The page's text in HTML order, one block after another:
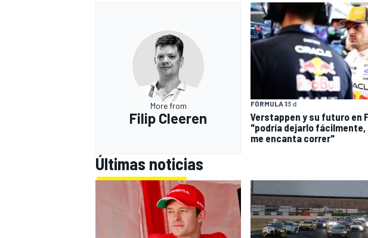
More from
Filip Cleeren
FÓRMULA 13 d
Verstappen y su futuro en
"podría dejarlo fácilmente,
me encanta correr"
Últimas noticias